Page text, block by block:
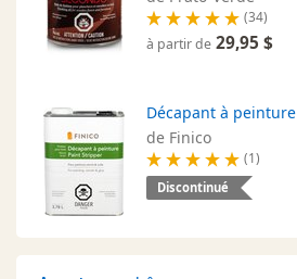
(34)
à partir de 29,95 $
Décapant à peinture
de Finico
(1)
Discontinué